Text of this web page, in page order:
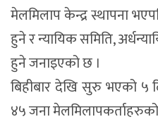
मेलमिलाप केन्द्र स्थापना
हुने र न्यायिक समिति,
हुने जनाइएको छ ।
बिहीबार देखि सुरु भएको ५
४५ जना